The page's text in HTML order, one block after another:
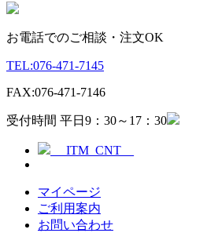
お電話でのご相談・注文OK
TEL:076-471-7145
FAX:076-471-7146
受付時間 平日9：30～17：30
__ITM_CNT__
マイページ
ご利用案内
お問い合わせ